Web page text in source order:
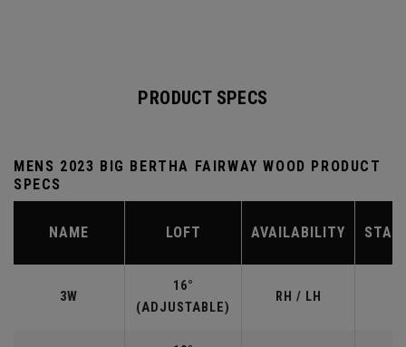
PRODUCT SPECS
MENS 2023 BIG BERTHA FAIRWAY WOOD PRODUCT
SPECS
NAME LOFT AVAILABILITY
3W
16°
(ADJUSTABLE)
RH / LH